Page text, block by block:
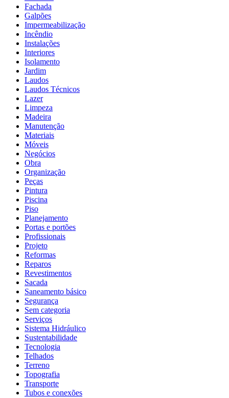
Fachada
Galpões
Impermeabilização
Incêndio
Instalações
Interiores
Isolamento
Jardim
Laudos
Laudos Técnicos
Lazer
Limpeza
Madeira
Manutenção
Materiais
Móveis
Negócios
Obra
Organização
Peças
Pintura
Piscina
Piso
Planejamento
Portas e portões
Profissionais
Projeto
Reformas
Reparos
Revestimentos
Sacada
Saneamento básico
Segurança
Sem categoria
Serviços
Sistema Hidráulico
Sustentabilidade
Tecnologia
Telhados
Terreno
Topografia
Transporte
Tubos e conexões